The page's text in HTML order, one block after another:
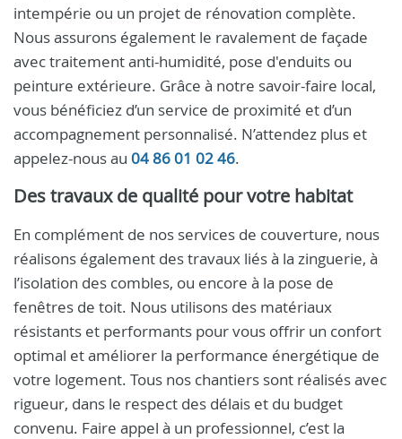
intempérie ou un projet de rénovation complète.
Nous assurons également le ravalement de façade
avec traitement anti-humidité, pose d'enduits ou
peinture extérieure. Grâce à notre savoir-faire local,
vous bénéficiez d’un service de proximité et d’un
accompagnement personnalisé. N’attendez plus et
appelez-nous au 04 86 01 02 46.
Des travaux de qualité pour votre habitat
En complément de nos services de couverture, nous
réalisons également des travaux liés à la zinguerie, à
l’isolation des combles, ou encore à la pose de
fenêtres de toit. Nous utilisons des matériaux
résistants et performants pour vous offrir un confort
optimal et améliorer la performance énergétique de
votre logement. Tous nos chantiers sont réalisés avec
rigueur, dans le respect des délais et du budget
convenu. Faire appel à un professionnel, c’est la